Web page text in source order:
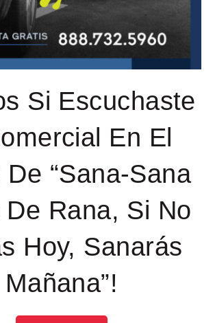
Si Escuchaste
En El
De “Sana-Sana
De Rana, Si No
Hoy, Sanarás
Mañana”!